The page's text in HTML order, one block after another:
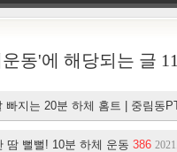
동'에 해당되는 글
빠지는 20분 하체 홈트 | 중림동
땀 뻘뻘! 10분 하체 운동 386